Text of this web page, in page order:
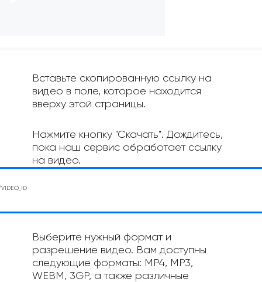
Вставьте скопированную ссылку на
видео в поле, которое находится
вверху этой страницы.
Нажмите кнопку "Скачать". Дождитесь,
пока наш сервис обработает ссылку
на видео.
Выберите нужный формат и
разрешение видео. Вам доступны
следующие форматы: MP4, MP3,
WEBM, 3GP, а также различные